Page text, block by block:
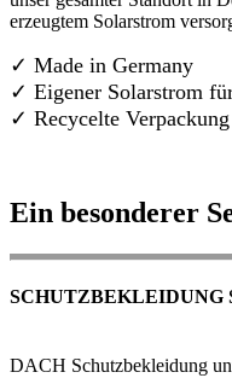
erzeugtem Solarstrom
✓ Made in Germany
✓ Eigener Solarstrom
✓ Recycelte
Ein besonderer
SCHUTZBEKLEIDUNG
DACH Schutzbekleidung